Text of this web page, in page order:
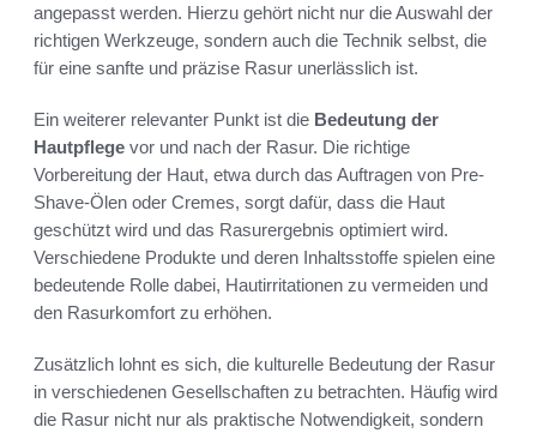
angepasst werden. Hierzu gehört nicht nur die Auswahl der
richtigen Werkzeuge, sondern auch die Technik selbst, die
für eine sanfte und präzise Rasur unerlässlich ist.
Ein weiterer relevanter Punkt ist die Bedeutung der
Hautpflege vor und nach der Rasur. Die richtige
Vorbereitung der Haut, etwa durch das Auftragen von Pre-
Shave-Ölen oder Cremes, sorgt dafür, dass die Haut
geschützt wird und das Rasurergebnis optimiert wird.
Verschiedene Produkte und deren Inhaltsstoffe spielen eine
bedeutende Rolle dabei, Hautirritationen zu vermeiden und
den Rasurkomfort zu erhöhen.
Zusätzlich lohnt es sich, die kulturelle Bedeutung der Rasur
in verschiedenen Gesellschaften zu betrachten. Häufig wird
die Rasur nicht nur als praktische Notwendigkeit, sondern